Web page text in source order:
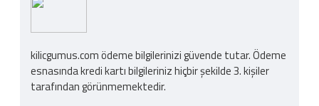
kilicgumus.com ödeme bilgilerinizi güvende tutar. Ödeme
esnasında kredi kartı bilgileriniz hiçbir şekilde 3. kişiler
tarafından görünmemektedir.